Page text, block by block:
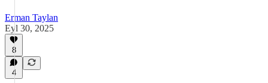
Erman Taylan
Eyl 30, 2025
8
4